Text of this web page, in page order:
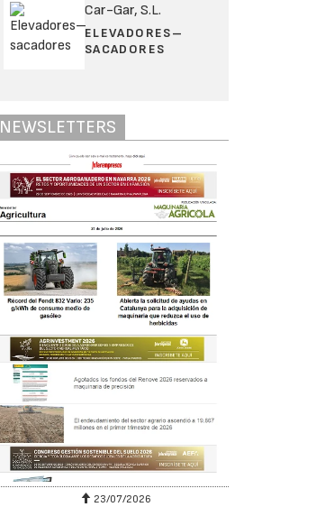
Car-Gar, S.L.
ELEVADORES–
SACADORES
NEWSLETTERS
23/07/2026